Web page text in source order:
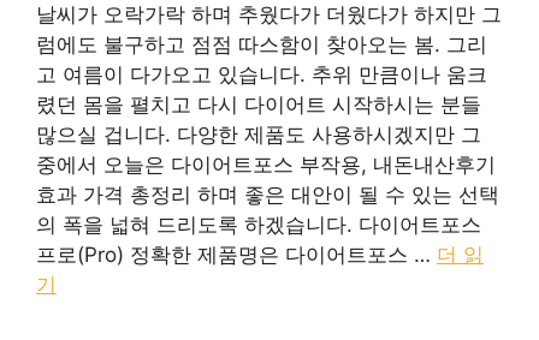
날씨가 오락가락 하며 추웠다가 더웠다가 하지만 그
럼에도 불구하고 점점 따스함이 찾아오는 봄. 그리
고 여름이 다가오고 있습니다. 추위 만큼이나 움크
렸던 몸을 펼치고 다시 다이어트 시작하시는 분들
많으실 겁니다. 다양한 제품도 사용하시겠지만 그
중에서 오늘은 다이어트포스 부작용, 내돈내산후기
효과 가격 총정리 하며 좋은 대안이 될 수 있는 선택
의 폭을 넓혀 드리도록 하겠습니다. 다이어트포스
프로(Pro) 정확한 제품명은 다이어트포스 … 더 읽
기